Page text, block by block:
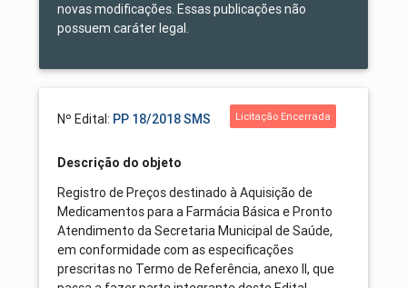
novas modificações. Essas publicações não
possuem caráter legal.
Nº Edital: PP 18/2018 SMS Licitação Encerrada
Descrição do objeto
Registro de Preços destinado à Aquisição de
Medicamentos para a Farmácia Básica e Pronto
Atendimento da Secretaria Municipal de Saúde,
em conformidade com as especificações
prescritas no Termo de Referência, anexo II, que